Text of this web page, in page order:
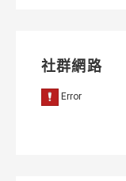
社群網路